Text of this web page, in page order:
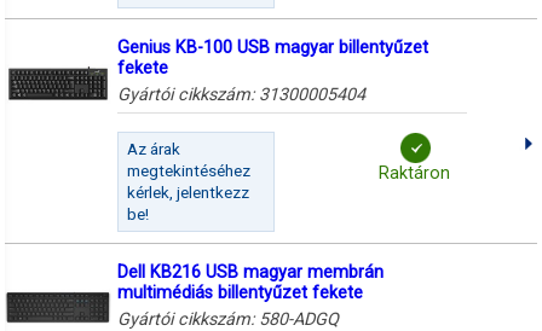
Genius KB-100 USB magyar billentyűzet
fekete
Gyártói cikkszám: 31300005404
Az árak
megtekintéséhez
kérlek, jelentkezz
be!
Raktáron
Dell KB216 USB magyar membrán
multimédiás billentyűzet fekete
Gyártói cikkszám: 580-ADGQ